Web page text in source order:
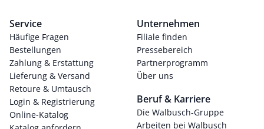
Service
Häufige Fragen
Bestellungen
Zahlung & Erstattung
Lieferung & Versand
Retoure & Umtausch
Login & Registrierung
Online-Katalog
Unternehmen
Filiale finden
Pressebereich
Partnerprogramm
Über uns
Beruf & Karriere
Die Walbusch-Gruppe
Arbeiten bei Walbusch